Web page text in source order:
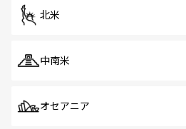
北米
中南米
オセアニア